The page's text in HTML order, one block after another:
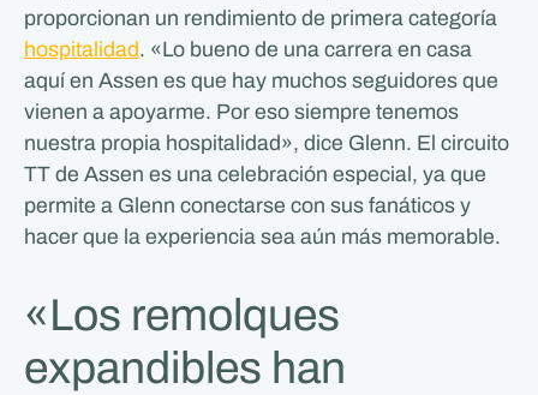
proporcionan un rendimiento de primera categoría
hospitalidad. «Lo bueno de una carrera en casa
aquí en Assen es que hay muchos seguidores que
vienen a apoyarme. Por eso siempre tenemos
nuestra propia hospitalidad», dice Glenn. El circuito
TT de Assen es una celebración especial, ya que
permite a Glenn conectarse con sus fanáticos y
hacer que la experiencia sea aún más memorable.
«Los remolques
expandibles han